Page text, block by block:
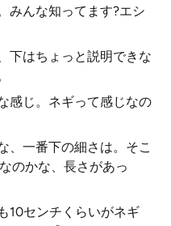
みんな知ってます?エシ
下はちょっと説明できな
感じ。ネギって感じなの
、一番下の細さは。そこ
のかな、長さがあっ
10センチくらいがネギ